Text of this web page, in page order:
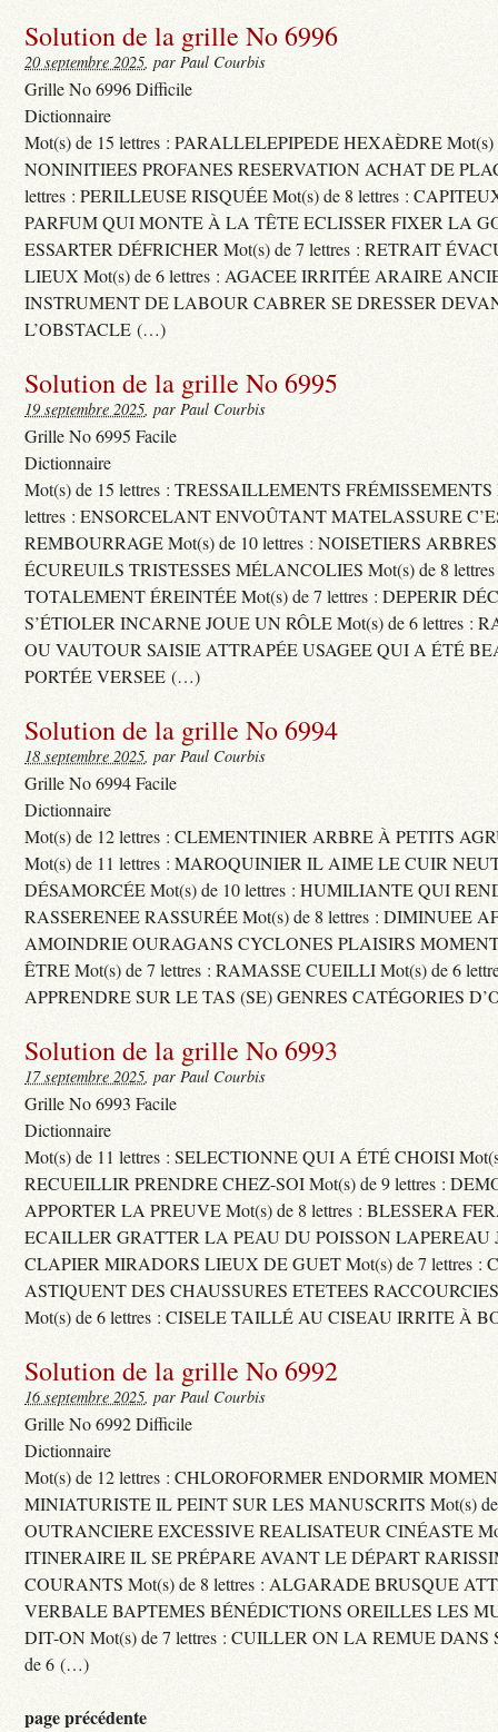
Solution de la grille No 6996
20 septembre 2025, par Paul Courbis
Grille No 6996 Difficile
Dictionnaire
Mot(s) de 15 lettres : PARALLELEPIPEDE HEXAÈDRE Mot(s)
NONINITIEES PROFANES RESERVATION ACHAT DE
lettres : PERILLEUSE RISQUÉE Mot(s) de 8 lettres :
PARFUM QUI MONTE À LA TÊTE ECLISSER FIXER LA
ESSARTER DÉFRICHER Mot(s) de 7 lettres : RETRAIT
LIEUX Mot(s) de 6 lettres : AGACEE IRRITÉE ARAIRE
INSTRUMENT DE LABOUR CABRER SE DRESSER
L’OBSTACLE (…)
Solution de la grille No 6995
19 septembre 2025, par Paul Courbis
Grille No 6995 Facile
Dictionnaire
Mot(s) de 15 lettres : TRESSAILLEMENTS FRÉMISSEMENTS
lettres : ENSORCELANT ENVOÛTANT MATELASSURE
REMBOURRAGE Mot(s) de 10 lettres : NOISETIERS
ÉCUREUILS TRISTESSES MÉLANCOLIES Mot(s) de 8
TOTALEMENT ÉREINTÉE Mot(s) de 7 lettres : DEPERIR
S’ÉTIOLER INCARNE JOUE UN RÔLE Mot(s) de 6 lettres :
OU VAUTOUR SAISIE ATTRAPÉE USAGEE QUI A ÉTÉ
PORTÉE VERSEE (…)
Solution de la grille No 6994
18 septembre 2025, par Paul Courbis
Grille No 6994 Facile
Dictionnaire
Mot(s) de 12 lettres : CLEMENTINIER ARBRE À PETITS
Mot(s) de 11 lettres : MAROQUINIER IL AIME LE CUIR
DÉSAMORCÉE Mot(s) de 10 lettres : HUMILIANTE QUI
RASSERENEE RASSURÉE Mot(s) de 8 lettres : DIMINUEE
AMOINDRIE OURAGANS CYCLONES PLAISIRS
ÊTRE Mot(s) de 7 lettres : RAMASSE CUEILLI Mot(s) de 6
APPRENDRE SUR LE TAS (SE) GENRES CATÉGORIES
Solution de la grille No 6993
17 septembre 2025, par Paul Courbis
Grille No 6993 Facile
Dictionnaire
Mot(s) de 11 lettres : SELECTIONNE QUI A ÉTÉ CHOISI
RECUEILLIR PRENDRE CHEZ-SOI Mot(s) de 9 lettres :
APPORTER LA PREUVE Mot(s) de 8 lettres : BLESSERA
ECAILLER GRATTER LA PEAU DU POISSON LAPEREAU
CLAPIER MIRADORS LIEUX DE GUET Mot(s) de 7 lettres :
ASTIQUENT DES CHAUSSURES ETETEES
Mot(s) de 6 lettres : CISELE TAILLÉ AU CISEAU IRRITE À
Solution de la grille No 6992
16 septembre 2025, par Paul Courbis
Grille No 6992 Difficile
Dictionnaire
Mot(s) de 12 lettres : CHLOROFORMER ENDORMIR
MINIATURISTE IL PEINT SUR LES MANUSCRITS Mot(s) de
OUTRANCIERE EXCESSIVE REALISATEUR CINÉASTE
ITINERAIRE IL SE PRÉPARE AVANT LE DÉPART
COURANTS Mot(s) de 8 lettres : ALGARADE BRUSQUE
VERBALE BAPTEMES BÉNÉDICTIONS OREILLES LES
DIT-ON Mot(s) de 7 lettres : CUILLER ON LA REMUE DANS
de 6 (…)
page précédente